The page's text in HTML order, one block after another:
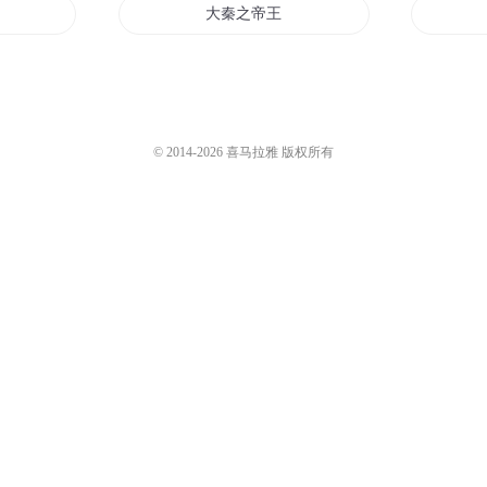
大秦之帝王系统
© 2014-2026 喜马拉雅 版权所有